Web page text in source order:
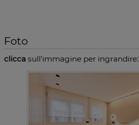
Foto
clicca sull'immagine per ingrandire: